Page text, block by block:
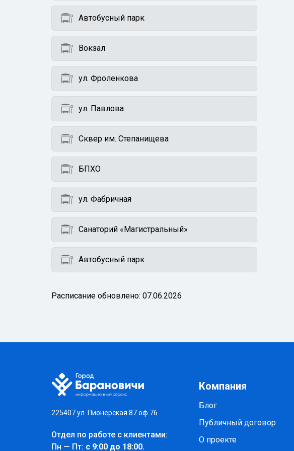
Автобусный парк
Вокзал
ул. Фроленкова
ул. Павлова
Сквер им. Степанищева
БПХО
ул. Фабричная
Санаторий «Магистральный»
Автобусный парк
Расписание обновлено: 07.06.2026
225407 ул. Пионерская 87 оф.76
Отдел по работе с клиентами:
Пн — Пт: с 9:00 до 18:00.
Компания
Блог
Публичный договор
О проекте